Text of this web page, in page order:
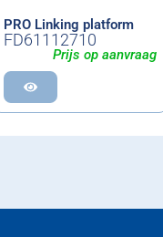
PRO Linking platform
FD61112710
Prijs op aanvraag